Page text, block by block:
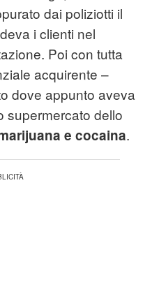
dai poliziotti il
i clienti nel
Poi con tutta
acquirente –
dove appunto aveva
supermercato dello
e cocaina.